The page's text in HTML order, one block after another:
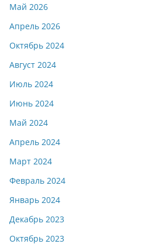
Май 2026
Апрель 2026
Октябрь 2024
Август 2024
Июль 2024
Июнь 2024
Май 2024
Апрель 2024
Март 2024
Февраль 2024
Январь 2024
Декабрь 2023
Октябрь 2023